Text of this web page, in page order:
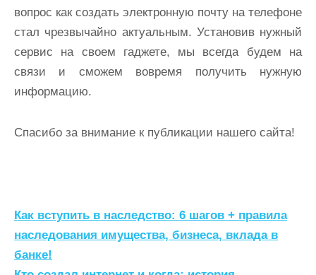
вопрос как создать электронную почту на телефоне
стал чрезвычайно актуальным. Установив нужный
сервис на своем гаджете, мы всегда будем на
связи и сможем вовремя получить нужную
информацию.
Спасибо за внимание к публикации нашего сайта!
Н
а
в
Как вступить в наследство: 6 шагов + правила
наследования имущества, бизнеса, вклада в
банке!